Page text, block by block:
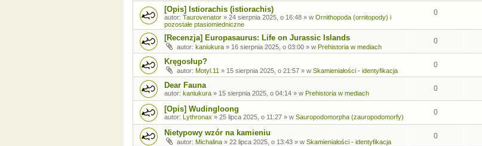
[Opis] Istiorachis (istiorachis)
autor: Taurovenator » 24 sierpnia 2025, o 16:48 » w Ornithopoda (ornitopody) i
pozostałe ptasiomiedniczne
0
[Recenzja] Europasaurus: Life on Jurassic Islands
autor: kaniukura » 16 sierpnia 2025, o 03:00 » w Prehistoria w mediach
0
Kręgosłup?
autor: Motyl.11 » 15 sierpnia 2025, o 21:57 » w Skamieniałości - identyfikacja
0
Dear Fauna
autor: kaniukura » 15 sierpnia 2025, o 04:14 » w Prehistoria w mediach
0
[Opis] Wudingloong
autor: Lythronax » 25 lipca 2025, o 11:27 » w Sauropodomorpha (zauropodomorfy)
0
Nietypowy wzór na kamieniu
autor: Michalina » 22 lipca 2025, o 13:43 » w Skamieniałości - identyfikacja
0